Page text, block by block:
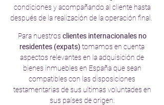
condiciones y acompañando al cliente hasta
después de la realización de la operación final.
Para nuestros clientes internacionales no
residentes (expats) tomamos en cuenta
aspectos relevantes en la adquisición de
bienes inmuebles en España que sean
compatibles con las disposiciones
testamentarias de sus ultimas voluntades en
sus países de origen.